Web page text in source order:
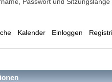
Kalender Einloggen